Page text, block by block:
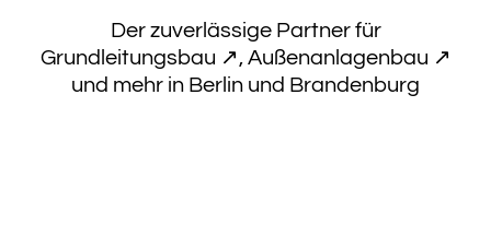
Der zuverlässige Partner für
Grundleitungsbau ↗ , Außenanlagenbau ↗
und mehr in Berlin und Brandenburg